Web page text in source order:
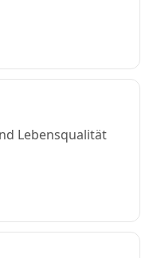
Lebensqualität